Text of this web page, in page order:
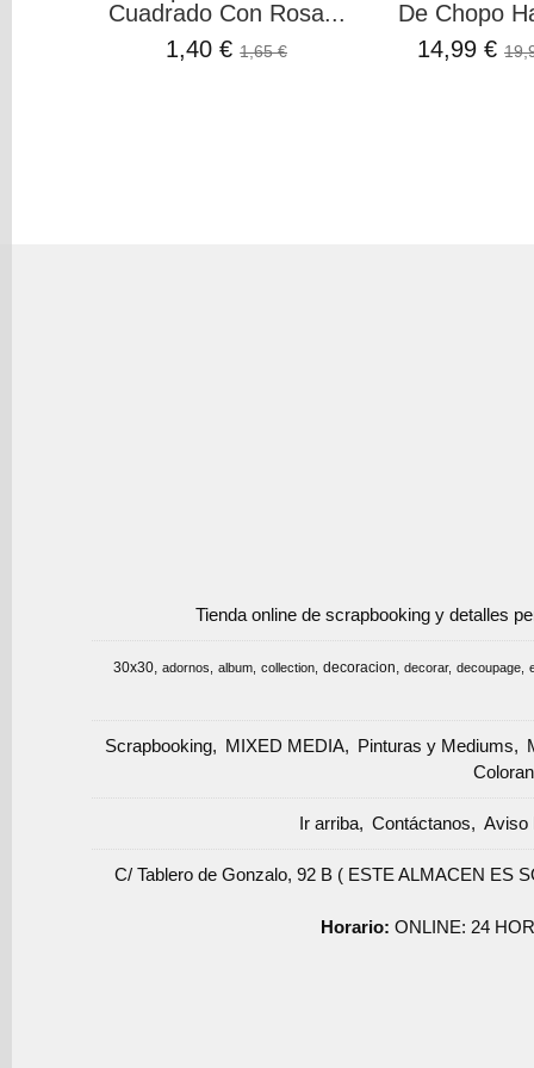
Cuadrado Con Rosa...
1,40 €1,65 €
De Chopo
14,99 €
Tienda online de scrapbooking y detalles
30x30 adornos album collection decoracion decorar decoupage
Scrapbooking MIXED MEDIA Pinturas y Mediums
Ir arriba Contáctanos Aviso
C/ Tablero de Gonzalo, 92 B ( ESTE ALMACEN ES
Horario:ONLINE: 24